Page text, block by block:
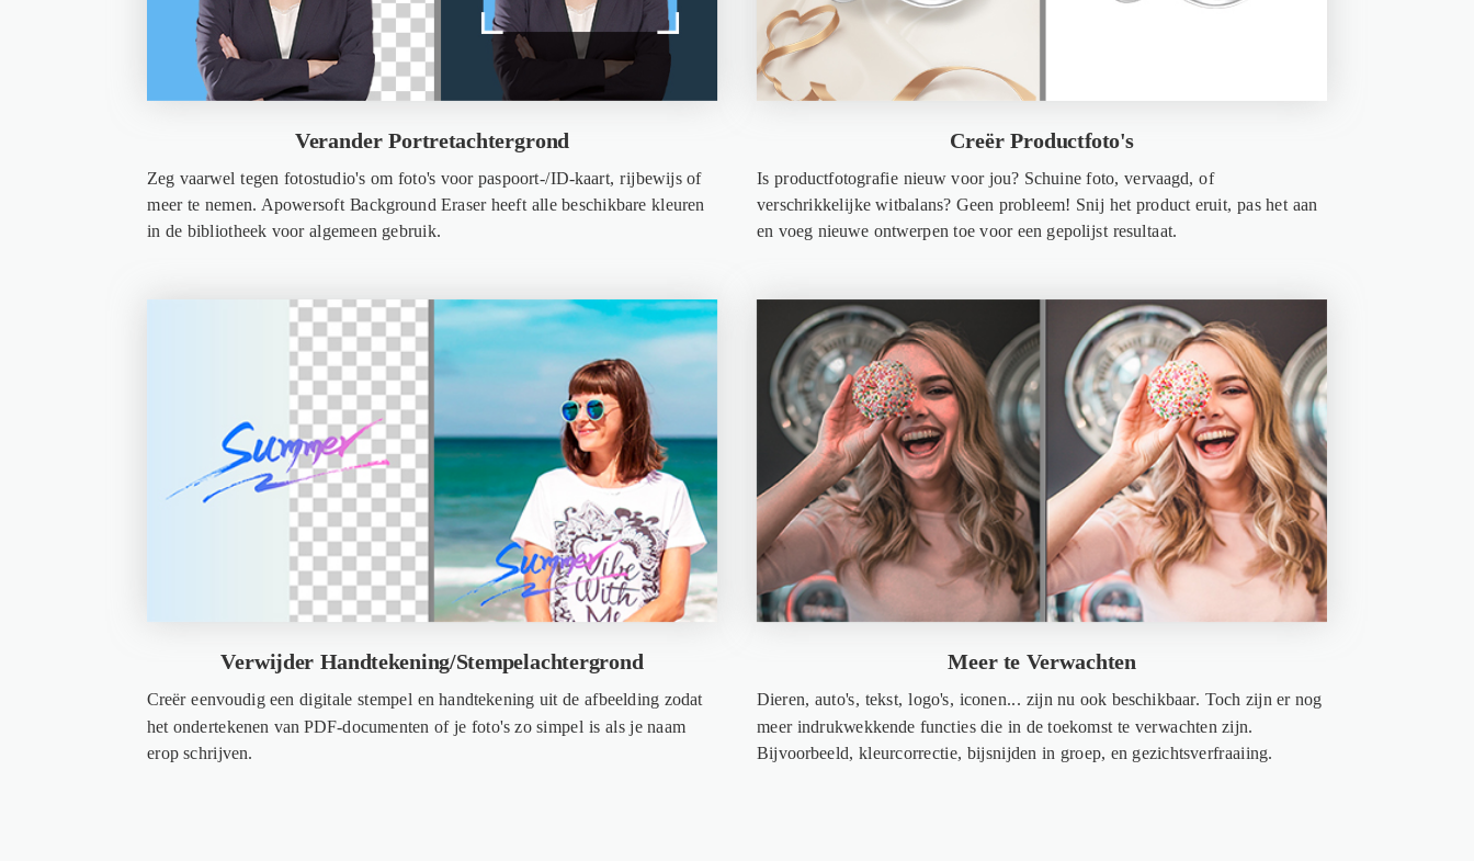
Verander Portretachtergrond
Zeg vaarwel tegen fotostudio's om foto's voor paspoort-/ID-kaart, rijbewijs of
meer te nemen. Apowersoft Background Eraser heeft alle beschikbare kleuren
in de bibliotheek voor algemeen gebruik.
Creër Productfoto's
Is productfotografie nieuw voor jou? Schuine foto, vervaagd, of
verschrikkelijke witbalans? Geen probleem! Snij het product eruit, pas het aan
en voeg nieuwe ontwerpen toe voor een gepolijst resultaat.
Verwijder Handtekening/Stempelachtergrond
Creër eenvoudig een digitale stempel en handtekening uit de afbeelding zodat
het ondertekenen van PDF-documenten of je foto's zo simpel is als je naam
erop schrijven.
Meer te Verwachten
Dieren, auto's, tekst, logo's, iconen... zijn nu ook beschikbaar. Toch zijn er nog
meer indrukwekkende functies die in de toekomst te verwachten zijn.
Bijvoorbeeld, kleurcorrectie, bijsnijden in groep, en gezichtsverfraaiing.